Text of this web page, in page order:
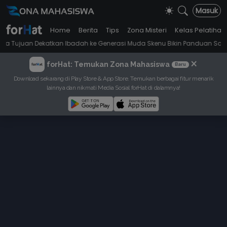
Masuk
Home Berita Tips Zona Misteri
Kelas Pelatihan
Ibadah ke Generasi Muda Skenu Bikin Panduan Salat dengan
forHat: Temukan Zona Mahasiswa Baru ×
Download sekarang di Play Store & App Store. Temukan berbagai fitur menarik
lainnya dan nikmati Media Sosial forHat di dalamnya!